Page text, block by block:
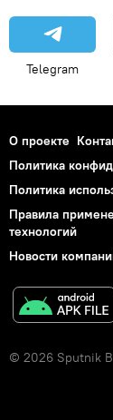
Telegram
О проекте
Политика
Политика
Правила
технологий
Новости
© 2026 Sputnik